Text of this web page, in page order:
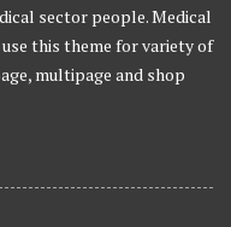
sector people. Medical
this theme for variety of
multipage and shop